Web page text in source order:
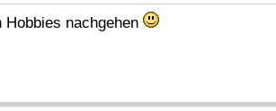
nachgehen